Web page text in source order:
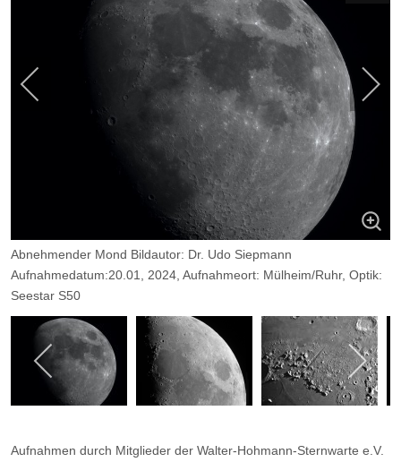
Abnehmender Mond Bildautor: Dr. Udo Siepmann
Aufnahmedatum:20.01, 2024, Aufnahmeort: Mülheim/Ruhr, Optik:
Seestar S50
Aufnahmen durch Mitglieder der Walter-Hohmann-Sternwarte e.V.